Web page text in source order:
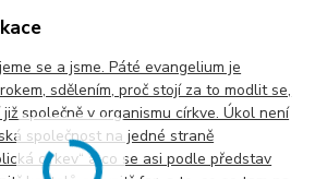
se a jsme. Páté evangelium je
sdělením, proč stojí za to modlit se,
společně v organismu církve. Úkol není
společnost na jedné straně
církev“ a co se asi podle představ